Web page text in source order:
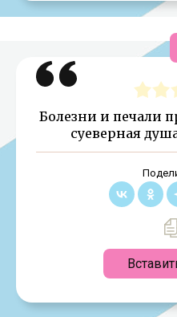
Болезни и печали
суеверная